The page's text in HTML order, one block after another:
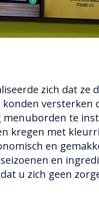
zich dat ze
versterken
menuborden te
kregen met
en
seizoenen en
u zich geen